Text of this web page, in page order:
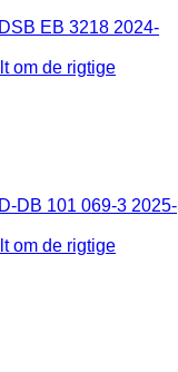
EB 3218 2024-
om de rigtige
DB 101 069-3 2025-
om de rigtige